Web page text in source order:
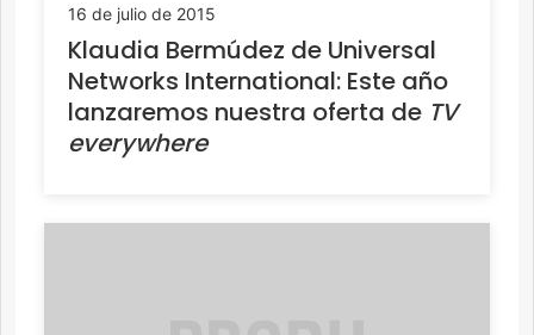
16 de julio de 2015
Klaudia Bermúdez de Universal
Networks International: Este año
lanzaremos nuestra oferta de TV
everywhere